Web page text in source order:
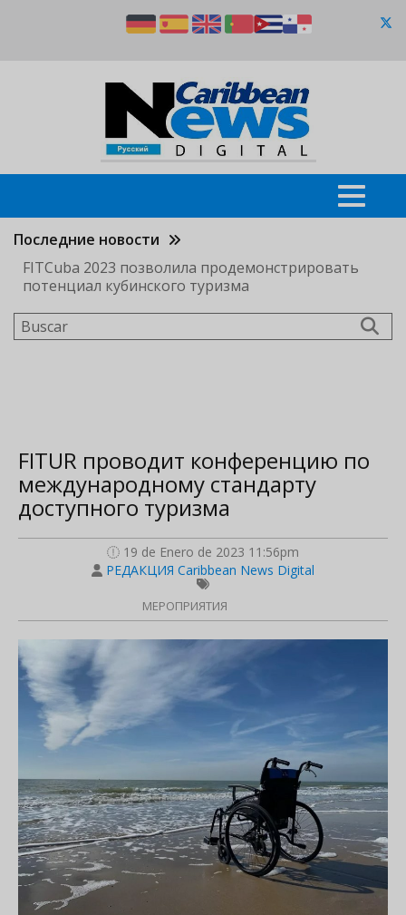
Последние новости
FITCuba 2023 позволила продемонстрировать
потенциал кубинского туризма
Buscar
FITUR проводит конференцию по
международному стандарту
доступного туризма
19 de Enero de 2023 11:56pm
РЕДАКЦИЯ Caribbean News Digital
МЕРОПРИЯТИЯ